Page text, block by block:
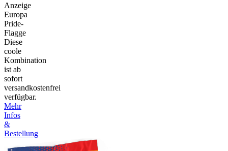
Anzeige
Europa
Pride-
Flagge
Diese
coole
Kombination
ist ab
sofort
versandkostenfrei
verfügbar.
Mehr
Infos
&
Bestellung